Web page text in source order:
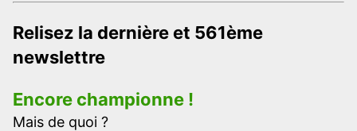
Relisez la dernière et 561ème
newslettre
Encore championne !
Mais de quoi ?